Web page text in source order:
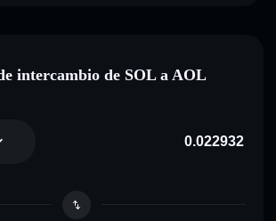
intercambio de SOL a AOL